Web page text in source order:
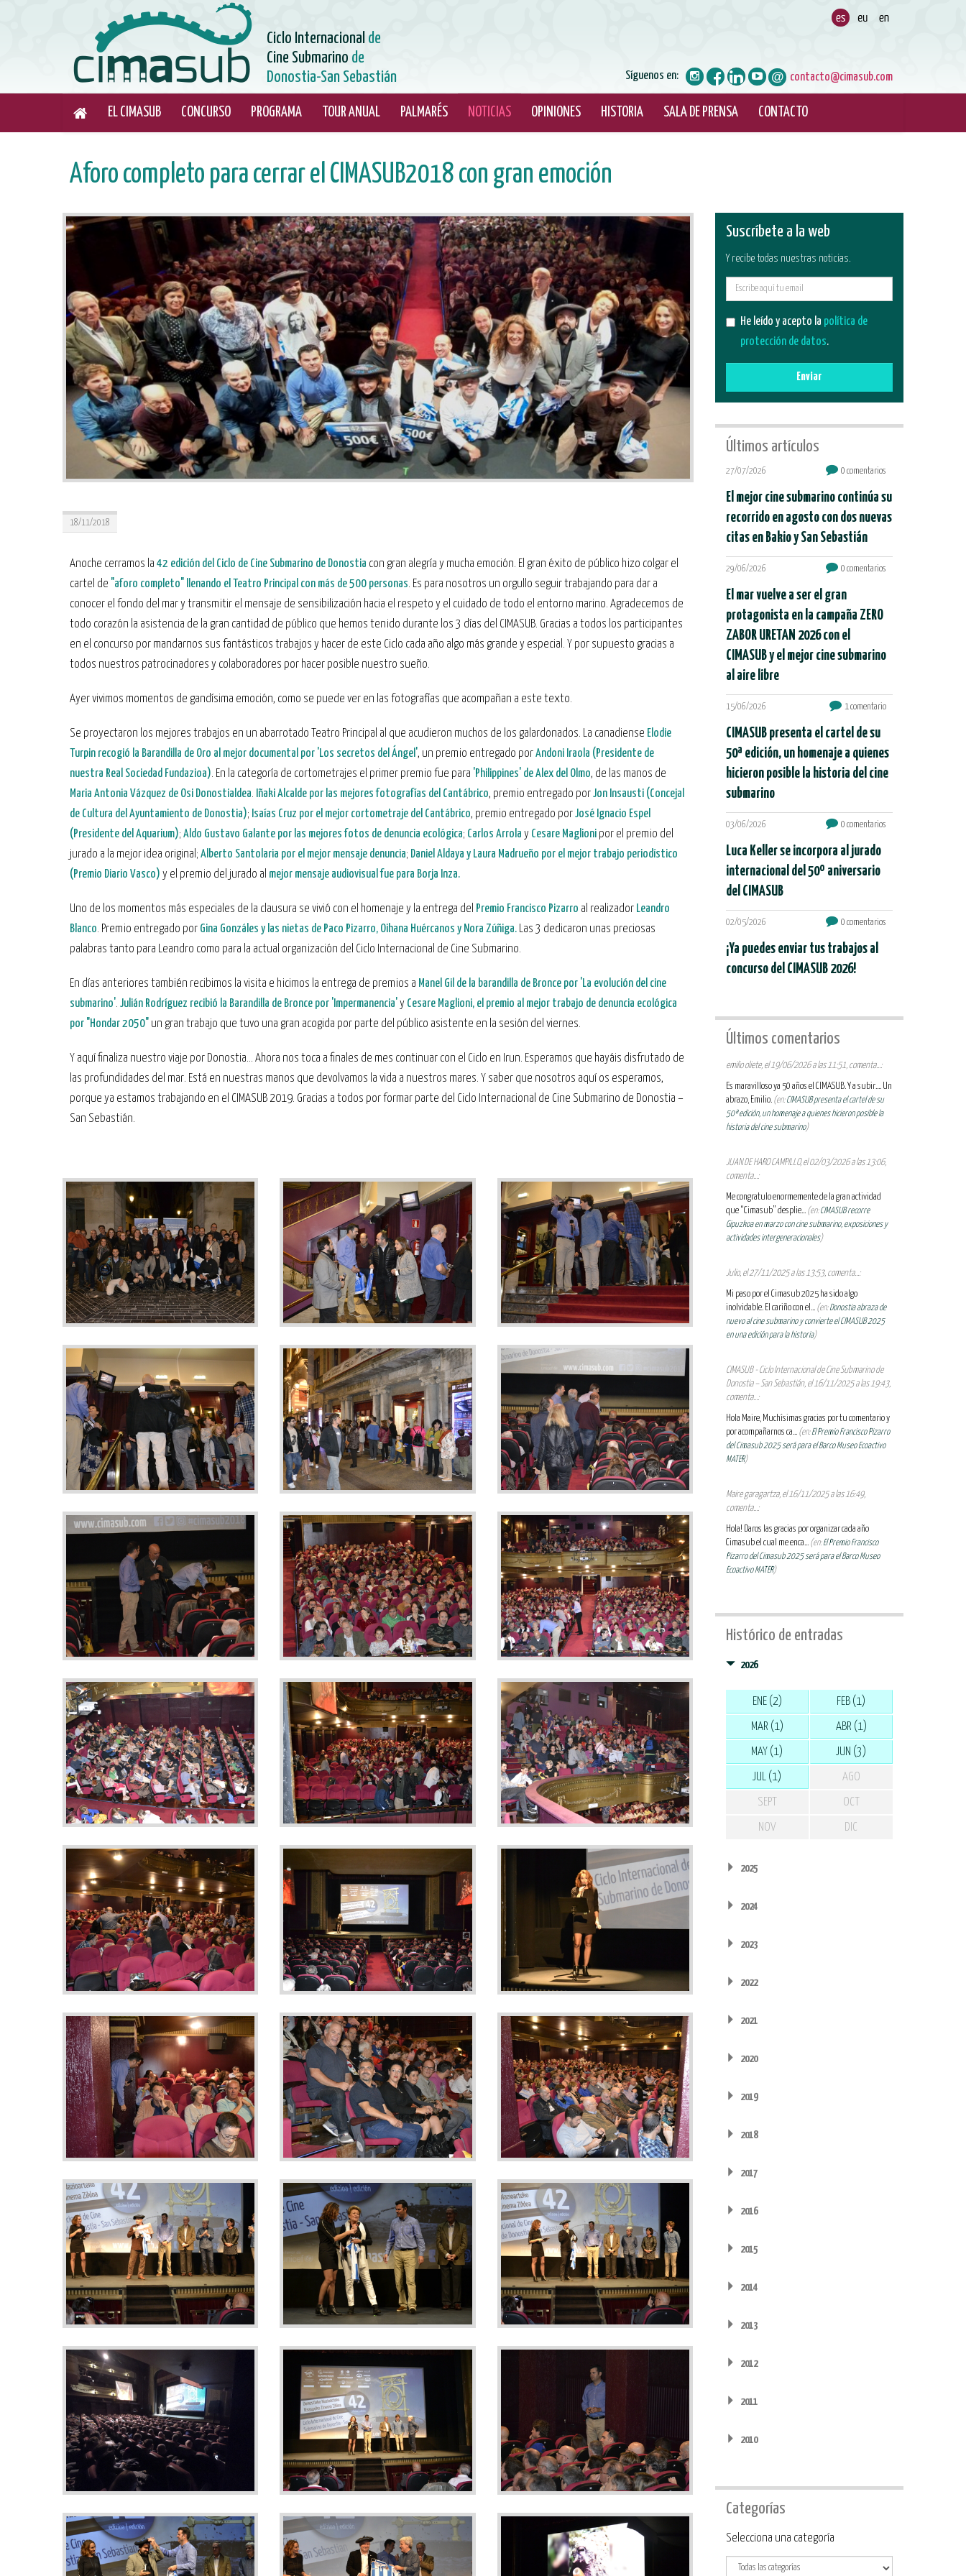
Ciclo Internacional de
Cine Submarino de
Donostia-San Sebastián
contacto@cimasub.com
Síguenos en:
EL CIMASUB CONCURSO PROGRAMA TOUR ANUAL PALMARÉS NOTICIAS OPINIONES HISTORIA SALA DE PRENSA CONTACTO
Aforo completo para cerrar el CIMASUB2018 con gran emoción
18/11/2018
Anoche cerramos la 42 edición del Ciclo de Cine Submarino de Donostia con gran alegría y mucha emoción. El gran éxito de público hizo colgar el
cartel de "aforo completo" llenando el Teatro Principal con más de 500 personas. Es para nosotros un orgullo seguir trabajando para dar a
conocer el fondo del mar y transmitir el mensaje de sensibilización hacia el respeto y el cuidado de todo el entorno marino. Agradecemos de
todo corazón la asistencia de la gran cantidad de público que hemos tenido durante los 3 días del CIMASUB. Gracias a todos los participantes
en el concurso por mandarnos sus fantásticos trabajos y hacer de este Ciclo cada año algo más grande y especial. Y por supuesto gracias a
todos nuestros patrocinadores y colaboradores por hacer posible nuestro sueño.
Ayer vivimos momentos de gandísima emoción, como se puede ver en las fotografías que acompañan a este texto.
Se proyectaron los mejores trabajos en un abarrotado Teatro Principal al que acudieron muchos de los galardonados. La canadiense Elodie
Turpin recogió la Barandilla de Oro al mejor documental por 'Los secretos del Ángel', un premio entregado porAndoni Iraola (Presidente de
nuestra Real Sociedad Fundazioa). En la categoría de cortometrajes el primer premio fue para 'Philippines' de Alex del Olmo, de las manos de
Maria Antonia Vázquez de Osi Donostialdea. Iñaki Alcalde por las mejores fotografías del Cantábrico, premio entregado porJon Insausti (Concejal
de Cultura del Ayuntamiento de Donostia); Isaías Cruz por el mejor cortometraje del Cantábrico, premio entregado porJosé Ignacio Espel
(Presidente del Aquarium); Aldo Gustavo Galante por las mejores fotos de denuncia ecológica; Carlos Arrola y Cesare Maglioni por el premio del
jurado a la mejor idea original; Alberto Santolaria por el mejor mensaje denuncia; Daniel Aldaya y Laura Madrueño por el mejor trabajo periodístico
(Premio Diario Vasco) y el premio del jurado al mejor mensaje audiovisual fue para Borja Inza.
Uno de los momentos más especiales de la clausura se vivió con el homenaje y la entrega del Premio Francisco Pizarro al realizador Leandro
Blanco. Premio entregado por Gina Gonzáles y las nietas de Paco Pizarro, Oihana Huércanos y Nora Zúñiga. Las 3 dedicaron unas preciosas
palabras tanto para Leandro como para la actual organización del Ciclo Internacional de Cine Submarino.
En días anteriores también recibimos la visita e hicimos la entrega de premios a Manel Gil de la barandilla de Bronce por 'La evolución del cine
submarino'. Julián Rodríguez recibió la Barandilla de Bronce por 'Impermanencia'y Cesare Maglioni, el premio al mejor trabajo de denuncia ecológica
por "Hondar 2050" un gran trabajo que tuvo una gran acogida por parte del público asistente en la sesión del viernes.
Y aquí finaliza nuestro viaje por Donostia... Ahora nos toca a finales de mes continuar con el Ciclo en Irun. Esperamos que hayáis disfrutado de
las profundidades del mar. Está en nuestras manos que devolvamos la vida a nuestros mares. Y saber que nosotros aquí os esperamos,
porque ya estamos trabajando en el CIMASUB 2019. Gracias a todos por formar parte del Ciclo Internacional de Cine Submarino de Donostia –
San Sebastián.
Suscríbete a la web
Y recibe todas nuestras noticias.
He leído y acepto la política de
protección de datos.
Enviar
Últimos artículos
27/07/2026 0 comentarios
El mejor cine submarino continúa su
recorrido en agosto con dos nuevas
citas en Bakio y San Sebastián
29/06/2026 0 comentarios
El mar vuelve a ser el gran
protagonista en la campaña ZERO
ZABOR URETAN 2026 con el
CIMASUB y el mejor cine submarino
al aire libre
15/06/2026 1 comentario
CIMASUB presenta el cartel de su
50ª edición, un homenaje a quienes
hicieron posible la historia del cine
submarino
03/06/2026 0 comentarios
Luca Keller se incorpora al jurado
internacional del 50º aniversario
del CIMASUB
02/05/2026 0 comentarios
¡Ya puedes enviar tus trabajos al
concurso del CIMASUB 2026!
Últimos comentarios
emilio oliete, el 19/06/2026 a las 11:51, comenta...:
Es maravilloso ya 50 años el CIMASUB. Y a subir.... Un
abrazo, Emilio. (en:CIMASUB presenta el cartel de su
50ª edición, un homenaje a quienes hicieron posible la
historia del cine submarino)
JUAN DE HARO CAMPILLO, el 02/03/2026 a las 13:06,
comenta...:
Me congratulo enormemente de la gran actividad
que “Cimasub” desplie... (en:CIMASUB recorre
Gipuzkoa en marzo con cine submarino, exposiciones y
actividades intergeneracionales)
Julio, el 27/11/2025 a las 13:53, comenta...:
Mi paso por el Cimasub 2025 ha sido algo
inolvidable. El cariño con el... (en:Donostia abraza de
nuevo al cine submarino y convierte el CIMASUB 2025
en una edición para la historia)
CIMASUB - Ciclo Internacional de Cine Submarino de
Donostia – San Sebastián, el 16/11/2025 a las 19:43,
comenta...:
Hola Maire, Muchísimas gracias por tu comentario y
por acompañarnos ca... (en:El Premio Francisco Pizarro
del Cimasub 2025 será para el Barco Museo Ecoactivo
MATER)
Maire garagartza, el 16/11/2025 a las 16:49,
comenta...:
Hola! Daros las gracias por organizar cada año
Cimasub el cual me enca... (en:El Premio Francisco
Pizarro del Cimasub 2025 será para el Barco Museo
Ecoactivo MATER)
Histórico de entradas
2026
ENE (2) FEB (1)
MAR (1) ABR (1)
MAY (1) JUN (3)
JUL (1) AGO
SEPT OCT
NOV DIC
2025
2024
2023
2022
2021
2020
2019
2018
2017
2016
2015
2014
2013
2012
2011
2010
Categorías
Categoría
Selecciona una categoría